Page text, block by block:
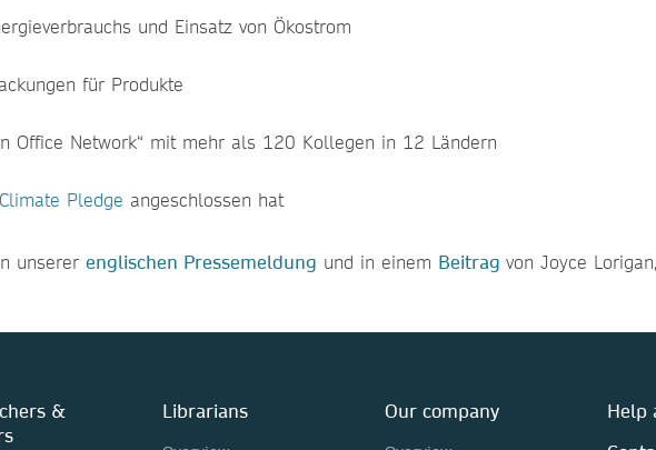
und Einsatz von Ökostrom
für Produkte
Office Network“ mit mehr als 120 Kollegen in 12 Ländern
Climate Pledge angeschlossen hat
unserer englischen Pressemeldung und in einem Beitrag von Joyce
&
Librarians Our company
Help